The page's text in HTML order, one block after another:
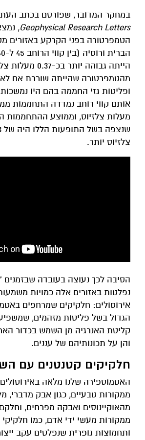
במחקר המדובר, שפורסם בכתב
Geophysical Research Letters
הטמפרטורה בפני הקרקע באזורים
הייתה גבוהה יותר בכ-0.37
מהטמפרטורה שהייתה שוררת אם לא
ופליטות גזי החממה בהם היו נמשכות
מעלות צלזיוס, וממוצע ההתחממות
צלזיוס יותר.
הסיבה לכך נעוצה בעובדה שבזמנים
נפלטות באזורים אלה כמויות
אירוסולים: חלקיקים שמרחפים
הגדול בשל פליטות מזהמים,
קליטת האנרגיה מן השמש בכדור
והן על תכונותיהם של עננים.
חלקיקים קטנטנים עם
האטמוספירה שלנו מלאה
ממקורות טבעיים, כגון אבק מדברי,
מהאוקיינוסים ואבקה מפרחים,
ממקורות מעשי ידי אדם, כמו
ותחמוצות גופרית שנפלטים עקב